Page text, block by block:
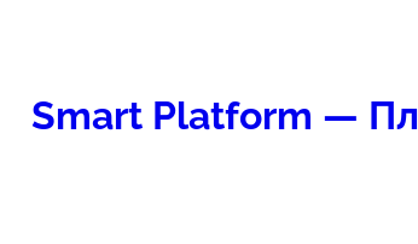
Smart Platform —